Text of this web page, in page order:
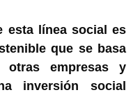
esta línea social es
que se basa
empresas y
inversión social